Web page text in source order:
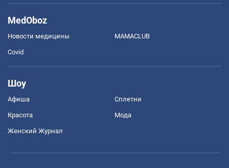
MedOboz
Новости медицины MAMACLUB
Covid
Шоу
Афиша Сплетни
Красота Мода
Женский Журнал